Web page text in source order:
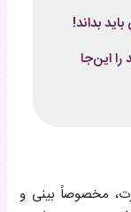
بداند!
را این‌جا
مخصوصاً بینی و